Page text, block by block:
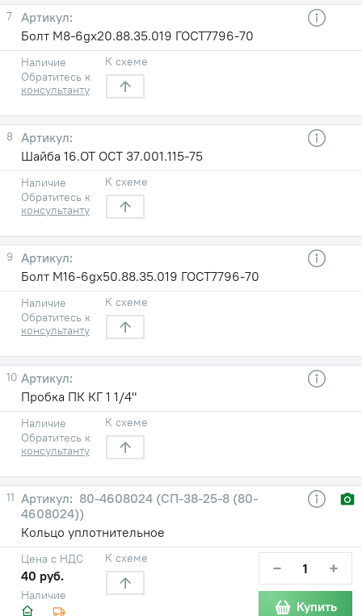
7
Болт М8-6gх20.88.35.019 ГОСТ7796-70
Наличие
Обратитесь к
консультанту
К схеме
8
Шайба 16.ОТ ОСТ 37.001.115-75
Наличие
Обратитесь к
консультанту
К схеме
9
Болт М16-6gх50.88.35.019 ГОСТ7796-70
Наличие
Обратитесь к
консультанту
К схеме
10
Пробка ПК КГ 1 1/4"
Наличие
Обратитесь к
консультанту
К схеме
11
80-4608024 (СП-38-25-8 (80-
4608024))
Кольцо уплотнительное
Наличие
Цена с НДС
40 руб.
К схеме − +
Купить